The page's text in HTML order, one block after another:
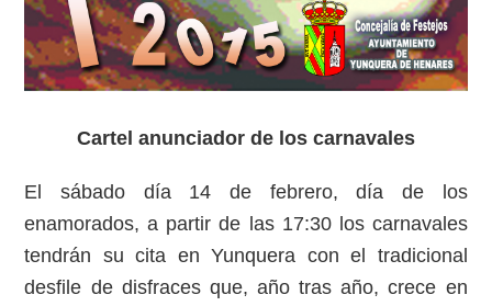
Cartel anunciador de los carnavales
El sábado día 14 de febrero, día de los
enamorados, a partir de las 17:30 los carnavales
tendrán su cita en Yunquera con el tradicional
desfile de disfraces que, año tras año, crece en